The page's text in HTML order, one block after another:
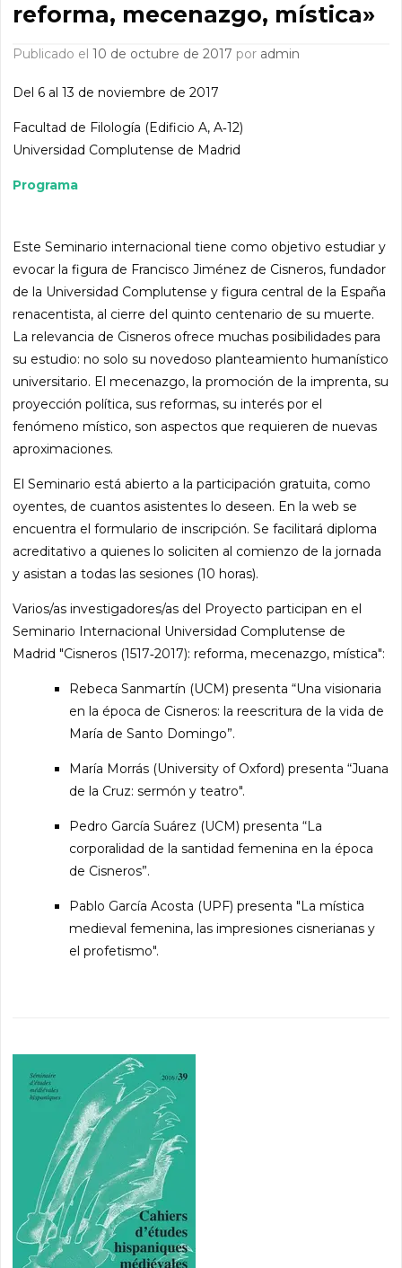
reforma, mecenazgo, mística»
Publicado el10 de octubre de 2017 por admin
Del 6 al 13 de noviembre de 2017
Facultad de Filología (Edificio A, A‐12)
Universidad Complutense de Madrid
Programa
Este Seminario internacional tiene como objetivo estudiar y
evocar la figura de Francisco Jiménez de Cisneros, fundador
de la Universidad Complutense y figura central de la España
renacentista, al cierre del quinto centenario de su muerte.
La relevancia de Cisneros ofrece muchas posibilidades para
su estudio: no solo su novedoso planteamiento humanístico
universitario. El mecenazgo, la promoción de la imprenta, su
proyección política, sus reformas, su interés por el
fenómeno místico, son aspectos que requieren de nuevas
aproximaciones.
El Seminario está abierto a la participación gratuita, como
oyentes, de cuantos asistentes lo deseen. En la web se
encuentra el formulario de inscripción. Se facilitará diploma
acreditativo a quienes lo soliciten al comienzo de la jornada
y asistan a todas las sesiones (10 horas).
Varios/as investigadores/as del Proyecto participan en el
Seminario Internacional Universidad Complutense de
Madrid "Cisneros (1517‐2017): reforma, mecenazgo, mística":
Rebeca Sanmartín (UCM) presenta “Una visionaria
en la época de Cisneros: la reescritura de la vida de
María de Santo Domingo”.
María Morrás (University of Oxford) presenta “Juana
de la Cruz: sermón y teatro".
Pedro García Suárez (UCM) presenta “La
corporalidad de la santidad femenina en la época
de Cisneros”.
Pablo García Acosta (UPF) presenta "La mística
medieval femenina, las impresiones cisnerianas y
el profetismo".